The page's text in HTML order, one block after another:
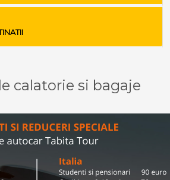
calatorie si bagaje